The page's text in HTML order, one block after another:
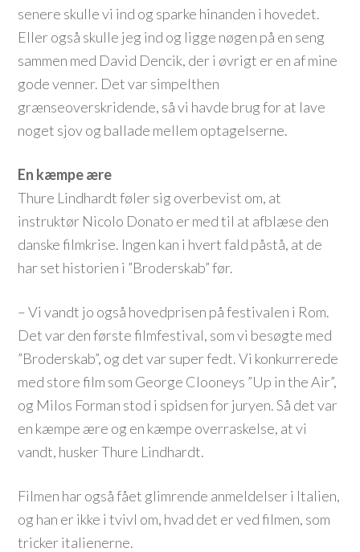
senere skulle vi ind og sparke hinanden i hovedet.
Eller også skulle jeg ind og ligge nøgen på en seng
sammen med David Dencik, der i øvrigt er en af mine
gode venner. Det var simpelthen
grænseoverskridende, så vi havde brug for at lave
noget sjov og ballade mellem optagelserne.
En kæmpe ære
Thure Lindhardt føler sig overbevist om, at
instruktør Nicolo Donato er med til at afblæse den
danske filmkrise. Ingen kan i hvert fald påstå, at de
har set historien i ”Broderskab” før.
– Vi vandt jo også hovedprisen på festivalen i Rom.
Det var den første filmfestival, som vi besøgte med
”Broderskab”, og det var super fedt. Vi konkurrerede
med store film som George Clooneys ”Up in the Air”,
og Milos Forman stod i spidsen for juryen. Så det var
en kæmpe ære og en kæmpe overraskelse, at vi
vandt, husker Thure Lindhardt.
Filmen har også fået glimrende anmeldelser i Italien,
og han er ikke i tvivl om, hvad det er ved filmen, som
tricker italienerne.